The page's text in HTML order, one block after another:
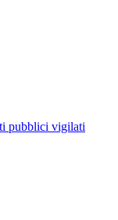
pubblici vigilati